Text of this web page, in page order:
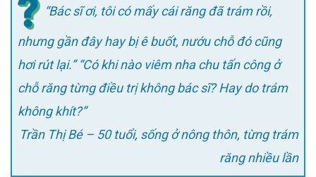
“Bác sĩ ơi, tôi có mấy cái răng đã trám rồi,
nhưng gần đây hay bị ê buốt, nướu chỗ đó cũng
hơi rút lại.” “Có khi nào viêm nha chu tấn công ở
chỗ răng từng điều trị không bác sĩ? Hay do trám
không khít?”
Trần Thị Bé – 50 tuổi, sống ở nông thôn, từng trám
răng nhiều lần